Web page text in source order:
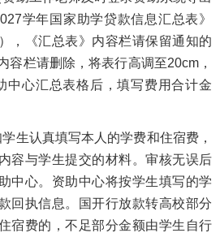
学年国家助学贷款信息汇总表》
，《汇总表》内容栏请保留通知的
容栏请删除，将表行高调至20cm，
心汇总表格后，填写费用合计金
生认真填写本人的学费和住宿费，
容与学生提交的材料。审核无误后
中心。资助中心将按学生填写的学
回执信息。国开行放款转高校部分
宿费的，不足部分金额由学生自行